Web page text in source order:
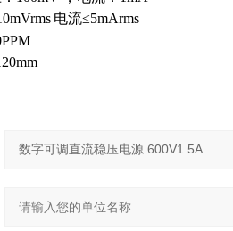
电流≤5mArms